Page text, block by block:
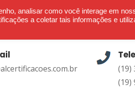
- Confiança - Credibilidade -
(19)
(19)
analisar como você interage em
a coletar tais informações e